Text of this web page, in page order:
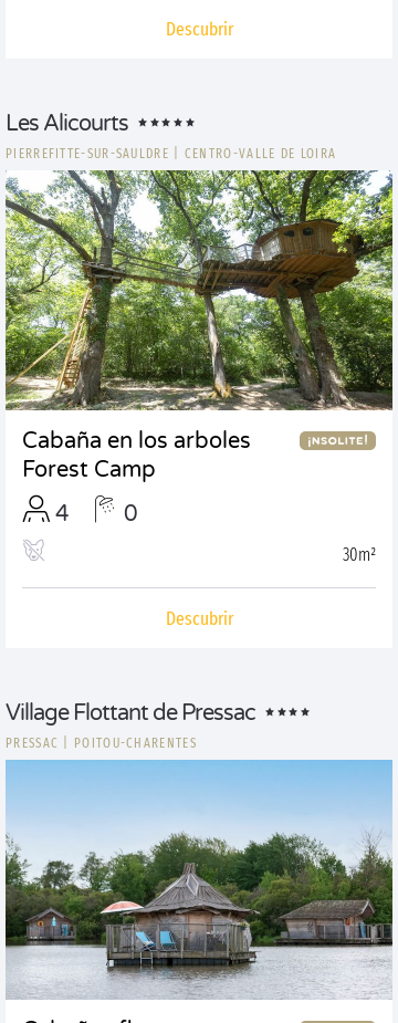
Descubrir
Les Alicourts
PIERREFITTE-SUR-SAULDRE CENTRO-VALLE DE LOIRA
Cabaña en los arboles
Forest Camp
4
0
30m²
Descubrir
Village Flottant de Pressac
PRESSAC POITOU-CHARENTES